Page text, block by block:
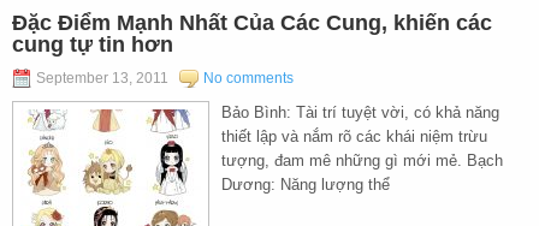
Đặc Điểm Mạnh Nhất Của Các Cung, khiến các
cung tự tin hơn
September 13, 2011 No comments
Bảo Bình: Tài trí tuyệt vời, có khả năng
thiết lập và nắm rõ các khái niệm trừu
tượng, đam mê những gì mới mẻ. Bạch
Dương: Năng lượng thể